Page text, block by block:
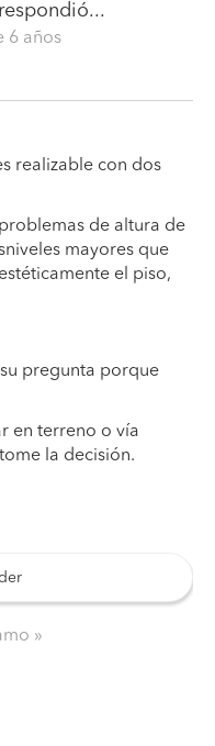
respondió...
6 años
realizable con dos
de altura de
mayores que
el piso,
pregunta porque
en terreno o vía
la decisión.